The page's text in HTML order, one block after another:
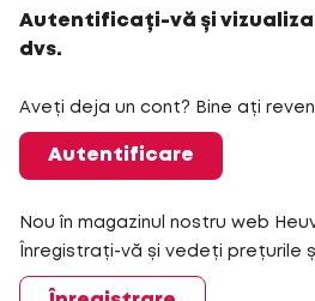
Autentificați-vă și
dvs.
Aveți deja un cont? Bine ați
Autentificare
Nou în magazinul nostru web
Înregistrați-vă și vedeți prețurile